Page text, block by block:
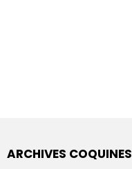
ARCHIVES COQUINES